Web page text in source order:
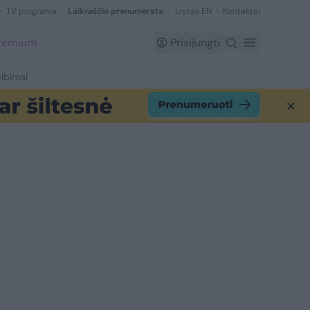
TV programa Laikraščio prenumerata Lrytas EN Kontaktai
Prisijungti